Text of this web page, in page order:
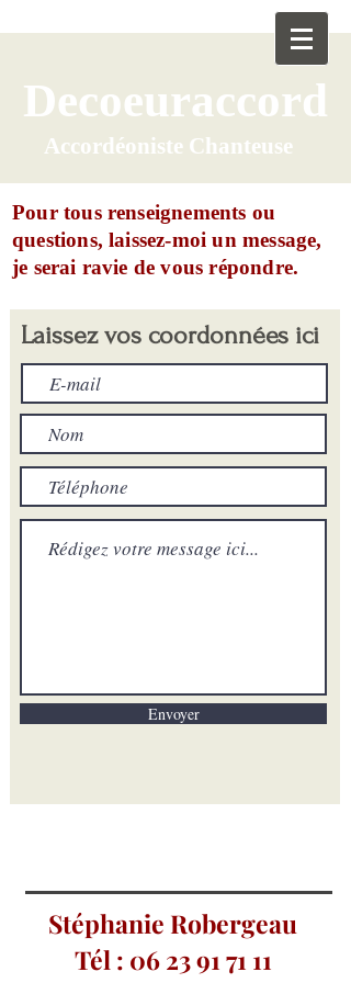
​Decoeuraccord
Accordéoniste Chanteuse
Pour tous renseignements ou
questions, laissez-moi un message,
je serai ravie de vous répondre.
Laissez vos coordonnées ici
Envoyer
Stéphanie Robergeau
Tél : 06 23 91 71 11